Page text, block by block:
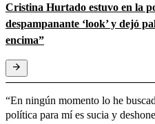
Cristina Hurtado estuvo en la
despampanante ‘look’ y dejó
encima”
“En ningún momento lo he
política para mí es sucia y